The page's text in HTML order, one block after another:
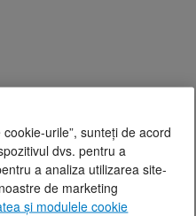
urile”, sunteți de acord
dvs. pentru a
a analiza utilizarea site-
de marketing
și modulele cookie